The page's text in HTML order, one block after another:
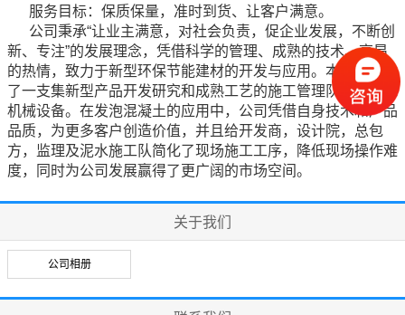
服务目标：保质保量，准时到货、让客户满意。
公司秉承“让业主满意，对社会负责，促企业发展，不断创
新、专注”的发展理念，凭借科学的管理、成熟的技术、高昂
的热情，致力于新型环保节能建材的开发与应用。本公司创建
了一支集新型产品开发研究和成熟工艺的施工管理队伍及施工
机械设备。在发泡混凝土的应用中，公司凭借自身技术和产品
品质，为更多客户创造价值，并且给开发商，设计院，总包
方，监理及泥水施工队简化了现场施工工序，降低现场操作难
度，同时为公司发展赢得了更广阔的市场空间。
关于我们
公司相册